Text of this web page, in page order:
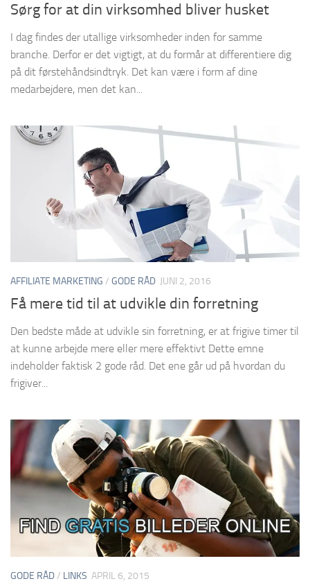
Sørg for at din virksomhed bliver husket
I dag findes der utallige virksomheder inden for samme
branche. Derfor er det vigtigt, at du formår at differentiere dig
på dit førstehåndsindtryk. Det kan være i form af dine
medarbejdere, men det kan...
AFFILIATE MARKETING / GODE RÅD JUNI 2, 2016
Få mere tid til at udvikle din forretning
Den bedste måde at udvikle sin forretning, er at frigive timer til
at kunne arbejde mere eller mere effektivt Dette emne
indeholder faktisk 2 gode råd. Det ene går ud på hvordan du
frigiver...
GODE RÅD/ LINKS APRIL 6, 2015